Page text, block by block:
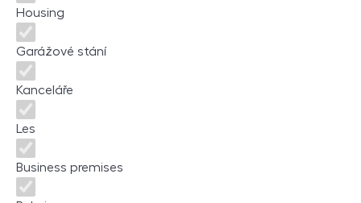
Housing
Garážové stání
Kanceláře
Les
Business premises